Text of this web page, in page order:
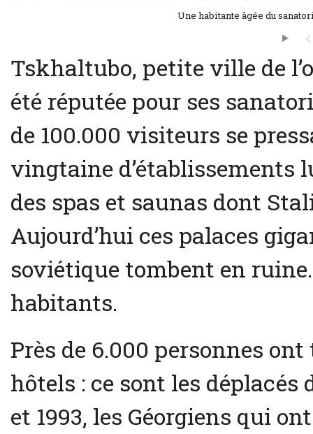
Une habitante âgée du
Tskhaltubo, petite ville de
été réputée pour ses
de 100.000 visiteurs se
vingtaine d’établissements
des spas et saunas dont
Aujourd’hui ces palaces
soviétique tombent en
habitants.
Près de 6.000 personnes
hôtels : ce sont les déplacés
et 1993, les Géorgiens qui